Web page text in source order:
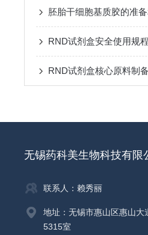
胚胎干细胞基质胶的准
RND试剂盒安全使用规程
RND试剂盒核心原料制备
无锡药科美生物科技有限
联系人：赖秀丽
地址：无锡市惠山区惠山
5315室